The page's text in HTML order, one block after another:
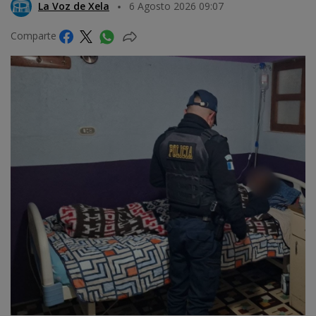
La Voz de Xela 6 Agosto 2026 09:07
Comparte